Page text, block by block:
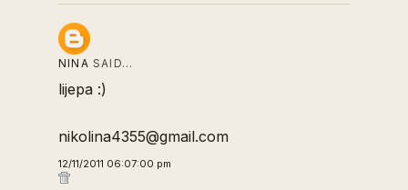
NINA SAID…
lijepa :)
nikolina4355@gmail.com
12/11/2011 06:07:00 pm